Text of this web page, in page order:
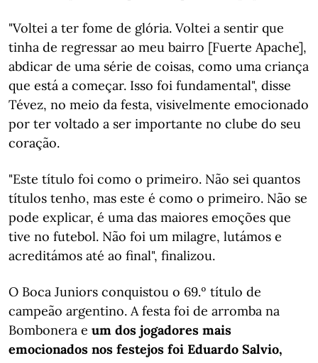
"Voltei a ter fome de glória. Voltei a sentir que
tinha de regressar ao meu bairro [Fuerte Apache],
abdicar de uma série de coisas, como uma criança
que está a começar. Isso foi fundamental", disse
Tévez, no meio da festa, visivelmente emocionado
por ter voltado a ser importante no clube do seu
coração.
"Este título foi como o primeiro. Não sei quantos
títulos tenho, mas este é como o primeiro. Não se
pode explicar, é uma das maiores emoções que
tive no futebol. Não foi um milagre, lutámos e
acreditámos até ao final", finalizou.
O Boca Juniors conquistou o 69.º título de
campeão argentino. A festa foi de arromba na
Bombonera e um dos jogadores mais
emocionados nos festejos foi Eduardo Salvio,